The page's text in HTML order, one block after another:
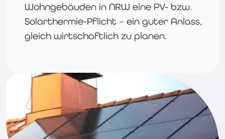
Wohngebäuden in NRW eine PV- bzw.
Solarthermie-Pflicht – ein guter Anlass,
gleich wirtschaftlich zu planen.